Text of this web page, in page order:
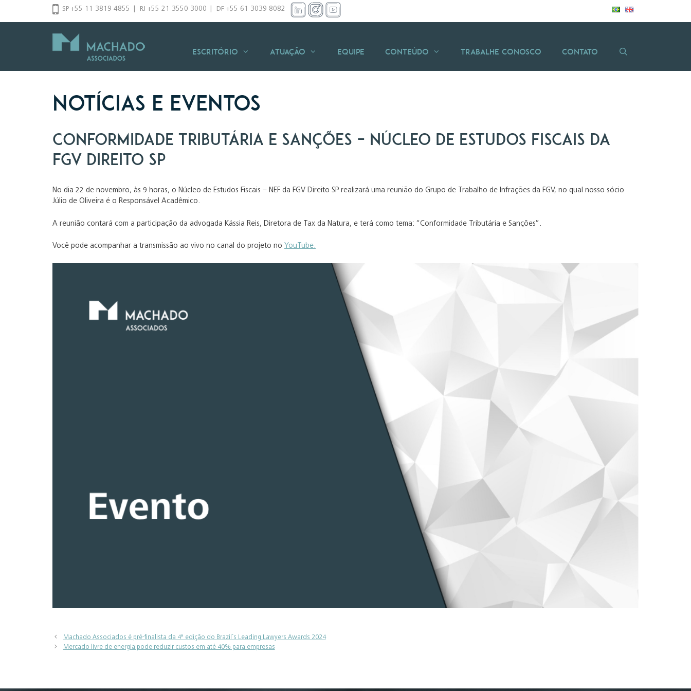
SP +55 11 3819 4855 RJ +55 21 3550 3000 DF +55 61 3039 8082
Escritório Atuação Equipe Conteúdo Trabalhe Conosco Contato
Notícias e Eventos
Conformidade Tributária e Sanções – Núcleo de Estudos Fiscais da
FGV Direito SP
No dia 22 de novembro, às 9 horas, o Núcleo de Estudos Fiscais – NEF da FGV Direito SP realizará uma reunião do Grupo de Trabalho de Infrações da FGV, no qual nosso sócio
Júlio de Oliveira é o Responsável Acadêmico.
A reunião contará com a participação da advogada Kássia Reis, Diretora de Tax da Natura, e terá como tema: “Conformidade Tributária e Sanções”.
Você pode acompanhar a transmissão ao vivo no canal do projeto no YouTube.
Machado Associados é pré-finalista da 4ª edição do Brazil´s Leading Lawyers Awards 2024
Mercado livre de energia pode reduzir custos em até 40% para empresas